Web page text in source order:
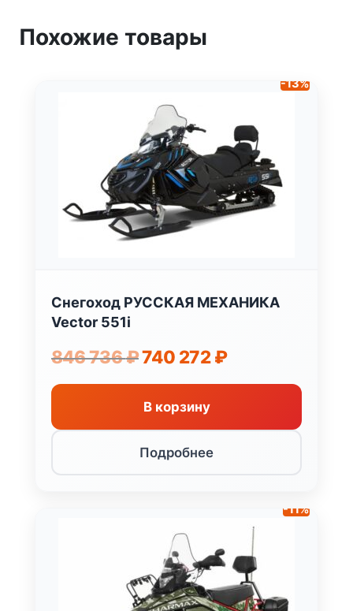
Похожие товары
-13%
Снегоход РУССКАЯ МЕХАНИКА
Vector 551i
846 736₽ Первоначальная
составляла
846
740 272₽Текущая
740
В корзину
Подробнее
-11%